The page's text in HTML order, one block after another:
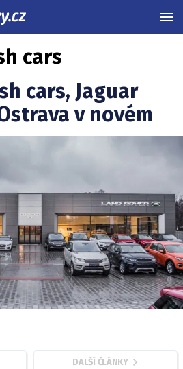
cars
cars, Jaguar
v novém
DALŠÍ ČLÁNKY